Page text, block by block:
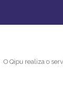
O Qipu realiza o